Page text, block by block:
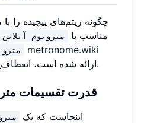
چگونه ریتم‌های پیچیده را
مناسب با
مترونوم آنلاین
metronome.wiki
ارائه شده است، انعطاف‌پذیری لازم را ارائه می‌دهد.
قدرت تقسیمات
اینجاست که یک